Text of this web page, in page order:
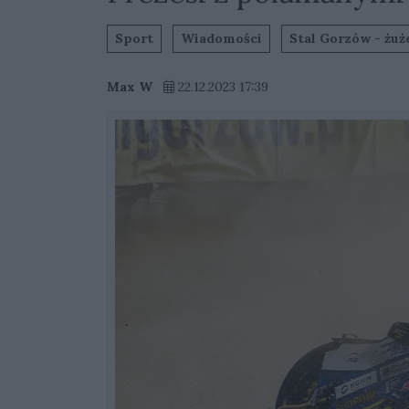
Sport Wiadomości Stal Gorzów -
Max W 22.12.2023 17:39